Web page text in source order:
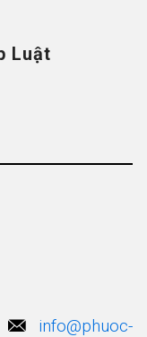
Luật
info@phuoc-